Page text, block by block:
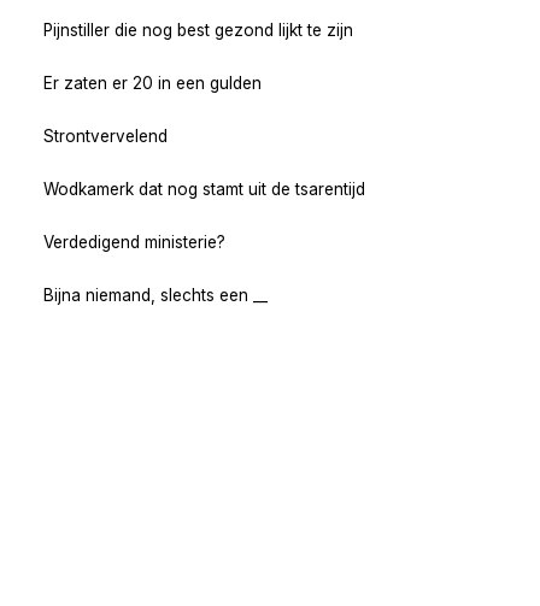
Pijnstiller die nog best gezond lijkt te zijn
Er zaten er 20 in een gulden
Strontvervelend
Wodkamerk dat nog stamt uit de tsarentijd
Verdedigend ministerie?
Bijna niemand, slechts een __